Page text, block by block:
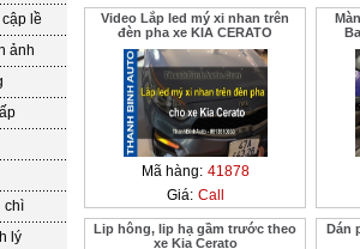
lề
ảnh
chì
lý
Video Lắp led mý xi nhan trên
đèn pha xe KIA CERATO
Mã hàng: 41878
Giá: Call
Lip hông, lip hạ gầm trước theo
xe Kia Cerato
Dán